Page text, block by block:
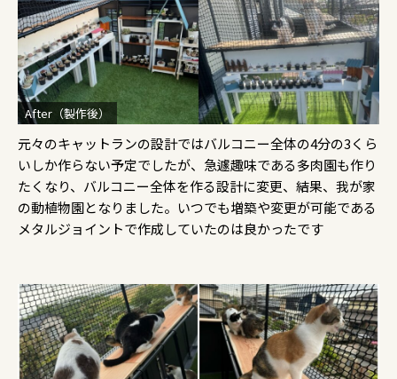
After（製作後）
元々のキャットランの設計ではバルコニー全体の4分の3くら
いしか作らない予定でしたが、急遽趣味である多肉園も作り
たくなり、バルコニー全体を作る設計に変更、結果、我が家
の動植物園となりました。いつでも増築や変更が可能である
メタルジョイントで作成していたのは良かったです